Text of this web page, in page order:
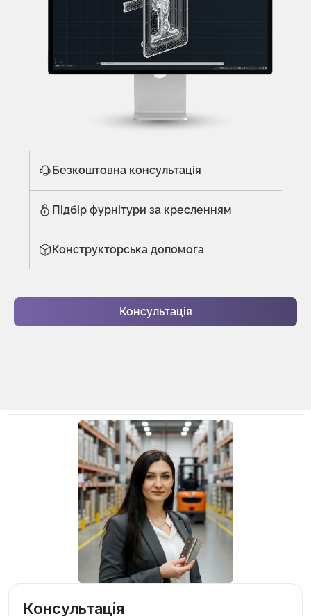
Безкоштовна консультація
Підбір фурнітури за кресленням
Конструкторська допомога
Консультація
Консультація